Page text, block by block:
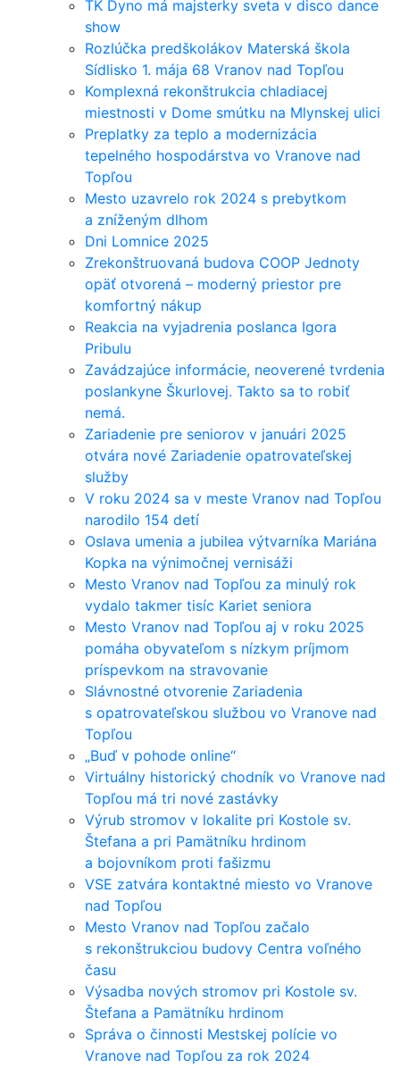
TK Dyno má majsterky sveta v disco dance
show
Rozlúčka predškolákov Materská škola
Sídlisko 1. mája 68 Vranov nad Topľou
Komplexná rekonštrukcia chladiacej
miestnosti v Dome smútku na Mlynskej ulici
Preplatky za teplo a modernizácia
tepelného hospodárstva vo Vranove nad
Topľou
Mesto uzavrelo rok 2024 s prebytkom
a zníženým dlhom
Dni Lomnice 2025
Zrekonštruovaná budova COOP Jednoty
opäť otvorená – moderný priestor pre
komfortný nákup
Reakcia na vyjadrenia poslanca Igora
Pribulu
Zavádzajúce informácie, neoverené tvrdenia
poslankyne Škurlovej. Takto sa to robiť
nemá.
Zariadenie pre seniorov v januári 2025
otvára nové Zariadenie opatrovateľskej
služby
V roku 2024 sa v meste Vranov nad Topľou
narodilo 154 detí
Oslava umenia a jubilea výtvarníka Mariána
Kopka na výnimočnej vernisáži
Mesto Vranov nad Topľou za minulý rok
vydalo takmer tisíc Kariet seniora
Mesto Vranov nad Topľou aj v roku 2025
pomáha obyvateľom s nízkym príjmom
príspevkom na stravovanie
Slávnostné otvorenie Zariadenia
s opatrovateľskou službou vo Vranove nad
Topľou
„Buď v pohode online“
Virtuálny historický chodník vo Vranove nad
Topľou má tri nové zastávky
Výrub stromov v lokalite pri Kostole sv.
Štefana a pri Pamätníku hrdinom
a bojovníkom proti fašizmu
VSE zatvára kontaktné miesto vo Vranove
nad Topľou
Mesto Vranov nad Topľou začalo
s rekonštrukciou budovy Centra voľného
času
Výsadba nových stromov pri Kostole sv.
Štefana a Pamätníku hrdinom
Správa o činnosti Mestskej polície vo
Vranove nad Topľou za rok 2024